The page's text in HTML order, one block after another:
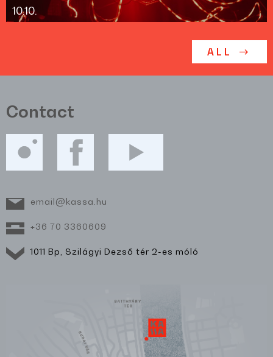
10.10.
ALL
Contact
email@kassa.hu
+36 70 3360609
1011 Bp, Szilágyi Dezső tér 2-es móló